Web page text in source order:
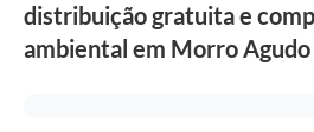
distribuição gratuita e
ambiental em Morro Agudo